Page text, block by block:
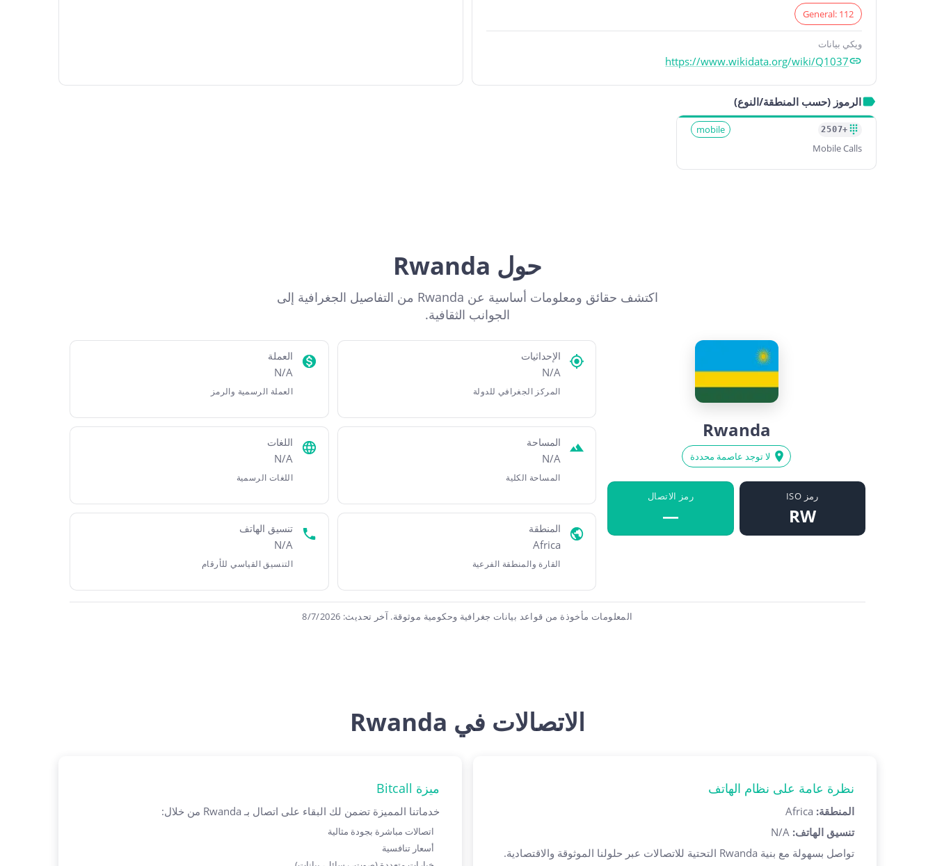
General: 112
ويكي بيانات
https://www.wikidata.org/wiki/Q1037
الرموز (حسب المنطقة/النوع)
+2507
mobile
Mobile Calls
حول Rwanda
اكتشف حقائق ومعلومات أساسية عن Rwanda من التفاصيل الجغرافية إلى
الجوانب الثقافية.
Rwanda
لا توجد عاصمة محددة
رمز ISO
RW
رمز الاتصال
—
الإحداثيات
N/A
المركز الجغرافي للدولة
العملة
N/A
العملة الرسمية والرمز
المساحة
N/A
المساحة الكلية
اللغات
N/A
اللغات الرسمية
المنطقة
Africa
القارة والمنطقة الفرعية
تنسيق الهاتف
N/A
التنسيق القياسي للأرقام
المعلومات مأخوذة من قواعد بيانات جغرافية وحكومية موثوقة. آخر تحديث: 8/7/2026
الاتصالات في Rwanda
نظرة عامة على نظام الهاتف
المنطقة:
Africa
تنسيق الهاتف:
N/A
تواصل بسهولة مع بنية Rwanda التحتية للاتصالات عبر حلولنا الموثوقة والاقتصادية.
ميزة Bitcall
خدماتنا المميزة تضمن لك البقاء على اتصال بـ Rwanda من خلال:
اتصالات مباشرة بجودة مثالية
أسعار تنافسية